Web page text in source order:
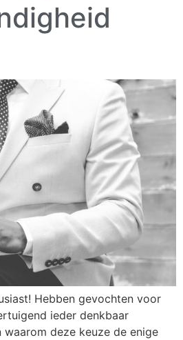
Hebben gevochten voor
ieder denkbaar
deze keuze de enige